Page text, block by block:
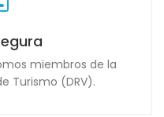
miembros de la
Turismo (DRV).